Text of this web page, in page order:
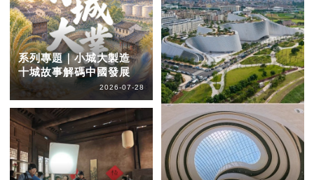
系列專題｜小城大製造
十城故事解碼中國發展
2026-07-28